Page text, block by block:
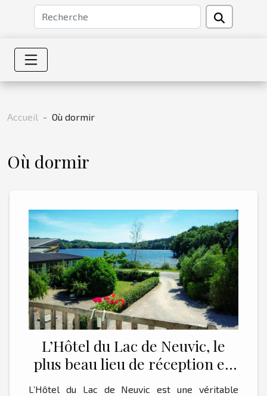
Accueil Où dormir
Où dormir
L’Hôtel du Lac de Neuvic, le
plus beau lieu de réception en
Corrèze !
L’Hôtel du Lac de Neuvic est une véritable